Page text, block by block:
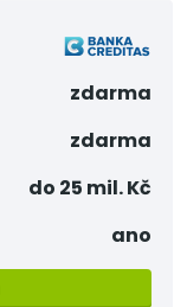
zdarma
zdarma
do 25 mil. Kč
ano